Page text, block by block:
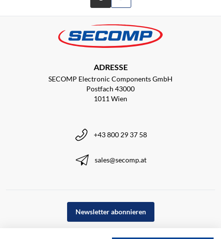
ADRESSE
SECOMP Electronic Components GmbH
Postfach 43000
1011 Wien
+43 800 29 37 58
sales@secomp.at
Newsletter abonnieren